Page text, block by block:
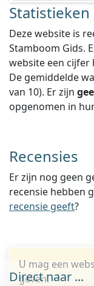
Statistieken
Deze website is
Stamboom Gids.
website een cijfer
De gemiddelde
van 10). Er zijn
opgenomen in
Recensies
Er zijn nog geen
recensie hebben
recensie geeft?
U mag een
geven.
Direct naar ...